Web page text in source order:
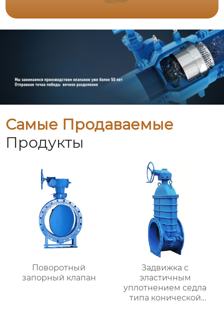
Самые Продаваемые
Продукты
Поворотный
запорный клапан
Задвижка с
эластичным
уплотнением седла
типа конической